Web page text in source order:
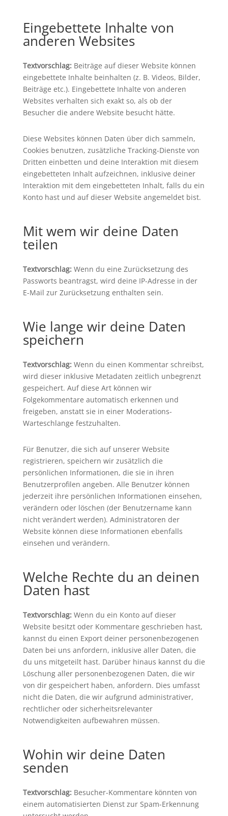
Eingebettete Inhalte von
anderen Websites
Textvorschlag: Beiträge auf dieser Website können
eingebettete Inhalte beinhalten (z. B. Videos, Bilder,
Beiträge etc.). Eingebettete Inhalte von anderen
Websites verhalten sich exakt so, als ob der
Besucher die andere Website besucht hätte.
Diese Websites können Daten über dich sammeln,
Cookies benutzen, zusätzliche Tracking-Dienste von
Dritten einbetten und deine Interaktion mit diesem
eingebetteten Inhalt aufzeichnen, inklusive deiner
Interaktion mit dem eingebetteten Inhalt, falls du ein
Konto hast und auf dieser Website angemeldet bist.
Mit wem wir deine Daten
teilen
Textvorschlag: Wenn du eine Zurücksetzung des
Passworts beantragst, wird deine IP-Adresse in der
E-Mail zur Zurücksetzung enthalten sein.
Wie lange wir deine Daten
speichern
Textvorschlag: Wenn du einen Kommentar schreibst,
wird dieser inklusive Metadaten zeitlich unbegrenzt
gespeichert. Auf diese Art können wir
Folgekommentare automatisch erkennen und
freigeben, anstatt sie in einer Moderations-
Warteschlange festzuhalten.
Für Benutzer, die sich auf unserer Website
registrieren, speichern wir zusätzlich die
persönlichen Informationen, die sie in ihren
Benutzerprofilen angeben. Alle Benutzer können
jederzeit ihre persönlichen Informationen einsehen,
verändern oder löschen (der Benutzername kann
nicht verändert werden). Administratoren der
Website können diese Informationen ebenfalls
einsehen und verändern.
Welche Rechte du an deinen
Daten hast
Textvorschlag: Wenn du ein Konto auf dieser
Website besitzt oder Kommentare geschrieben hast,
kannst du einen Export deiner personenbezogenen
Daten bei uns anfordern, inklusive aller Daten, die
du uns mitgeteilt hast. Darüber hinaus kannst du die
Löschung aller personenbezogenen Daten, die wir
von dir gespeichert haben, anfordern. Dies umfasst
nicht die Daten, die wir aufgrund administrativer,
rechtlicher oder sicherheitsrelevanter
Notwendigkeiten aufbewahren müssen.
Wohin wir deine Daten
senden
Textvorschlag: Besucher-Kommentare könnten von
einem automatisierten Dienst zur Spam-Erkennung